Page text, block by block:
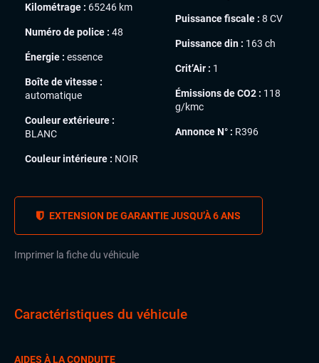
Kilométrage : 65246 km
Numéro de police : 48
Énergie : essence
Boîte de vitesse :
automatique
Couleur extérieure :
BLANC
Couleur intérieure : NOIR
Puissance fiscale : 8 CV
Puissance din : 163 ch
Crit’Air : 1
Émissions de CO2 : 118
g/kmc
Annonce N° : R396
EXTENSION DE GARANTIE JUSQU’À 6 ANS
Imprimer la fiche du véhicule
Caractéristiques du véhicule
AIDES À LA CONDUITE